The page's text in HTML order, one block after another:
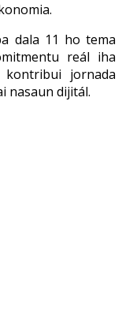
dala 11 ho tema
reál iha
jornada
nasaun dijitál.